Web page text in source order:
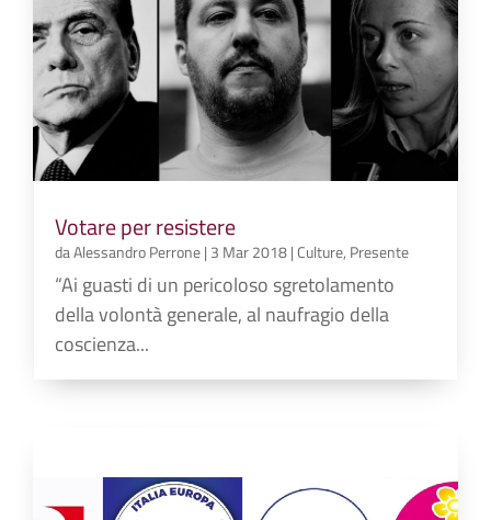
Votare per resistere
daAlessandro Perrone| 3 Mar 2018|Culture, Presente
“Ai guasti di un pericoloso sgretolamento
della volontà generale, al naufragio della
coscienza...